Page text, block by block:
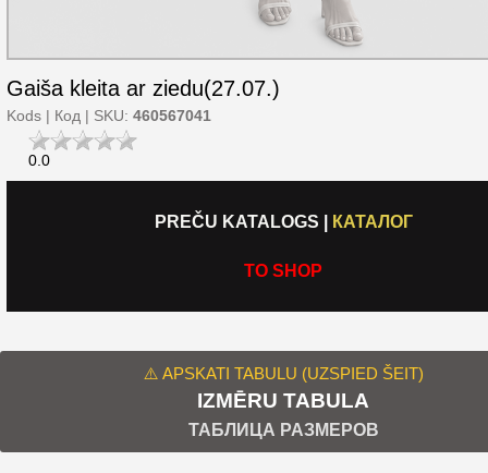
Gaiša kleita ar ziedu(27.07.)
Kods | Код | SKU: 460567041
0.0
PREČU KATALOGS КАТАЛОГ
TO SHOP
⚠️ APSKATI TABULU (UZSPIED ŠEIT)
IZMĒRU TABULA
ТАБЛИЦА РАЗМЕРОВ